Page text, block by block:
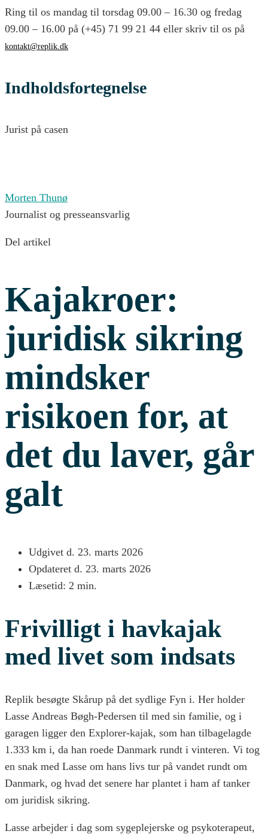
Ring til os mandag til torsdag 09.00 – 16.30 og fredag
09.00 – 16.00 på (+45) 71 99 21 44 eller skriv til os på
kontakt@replik.dk
Indholdsfortegnelse
Jurist på casen
Morten Thunø
Journalist og presseansvarlig
Del artikel
Kajakroer:
juridisk sikring
mindsker
risikoen for, at
det du laver, går
galt
Udgivet d. 23. marts 2026
Opdateret d. 23. marts 2026
Læsetid: 2 min.
Frivilligt i havkajak
med livet som indsats
Replik besøgte Skårup på det sydlige Fyn i. Her holder
Lasse Andreas Bøgh-Pedersen til med sin familie, og i
garagen ligger den Explorer-kajak, som han tilbagelagde
1.333 km i, da han roede Danmark rundt i vinteren. Vi tog
en snak med Lasse om hans livs tur på vandet rundt om
Danmark, og hvad det senere har plantet i ham af tanker
om juridisk sikring.
Lasse arbejder i dag som sygeplejerske og psykoterapeut,